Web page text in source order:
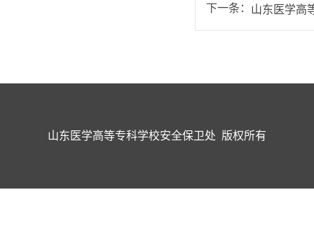
下一条： 山东医学高
山东医学高等专科学校安全保卫处 版权所有